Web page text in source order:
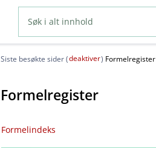
Siste besøkte sider (deaktiver) Formelregister
Formelregister
Formelindeks